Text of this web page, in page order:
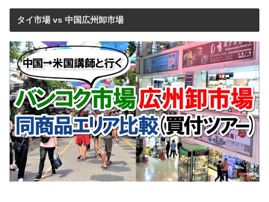
タイ市場 vs 中国広州卸市場